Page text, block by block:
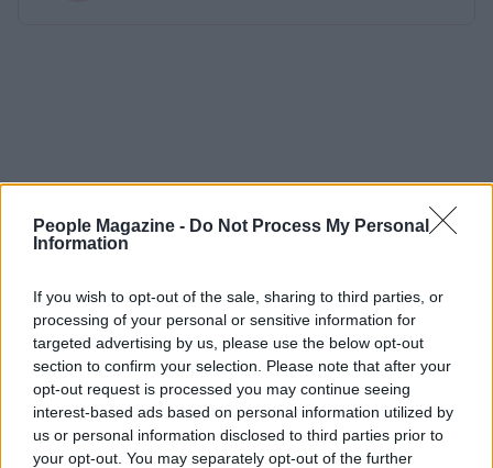
People Magazine - Do Not Process My Personal
Information
If you wish to opt-out of the sale, sharing to third parties, or
processing of your personal or sensitive information for
targeted advertising by us, please use the below opt-out
section to confirm your selection. Please note that after your
opt-out request is processed you may continue seeing
interest-based ads based on personal information utilized by
us or personal information disclosed to third parties prior to
your opt-out. You may separately opt-out of the further